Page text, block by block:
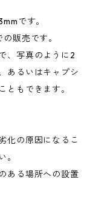
です。
販売です。
、写真のように2
あるいはキャプシ
ともできます。
化の原因になるこ
。
ある場所への設置